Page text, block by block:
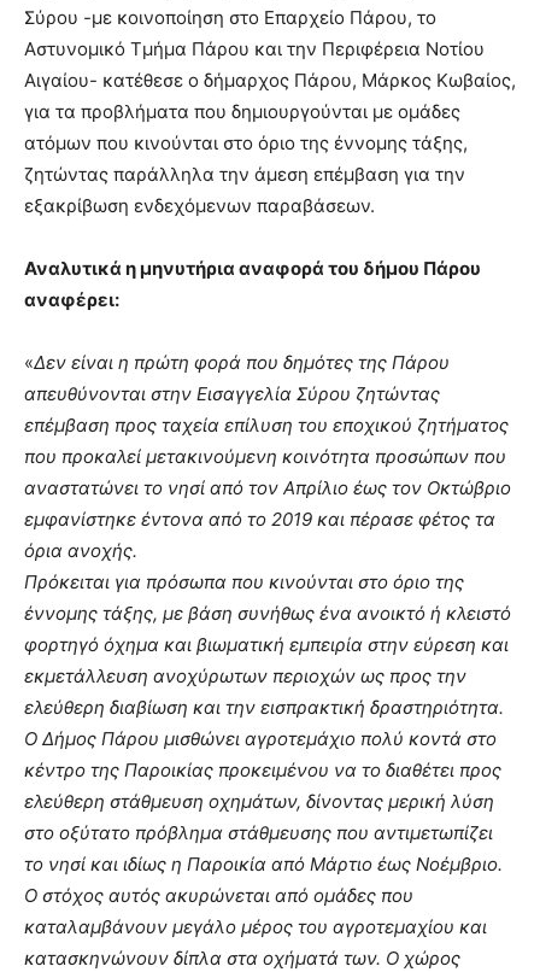
Σύρου -με κοινοποίηση στο Επαρχείο Πάρου, το
Αστυνομικό Τμήμα Πάρου και την Περιφέρεια Νοτίου
Αιγαίου- κατέθεσε ο δήμαρχος Πάρου, Μάρκος Κωβαίος,
για τα προβλήματα που δημιουργούνται με ομάδες
ατόμων που κινούνται στο όριο της έννομης τάξης,
ζητώντας παράλληλα την άμεση επέμβαση για την
εξακρίβωση ενδεχόμενων παραβάσεων.
Αναλυτικά η μηνυτήρια αναφορά του δήμου Πάρου
αναφέρει:
«Δεν είναι η πρώτη φορά που δημότες της Πάρου
απευθύνονται στην Εισαγγελία Σύρου ζητώντας
επέμβαση προς ταχεία επίλυση του εποχικού ζητήματος
που προκαλεί μετακινούμενη κοινότητα προσώπων που
αναστατώνει το νησί από τον Απρίλιο έως τον Οκτώβριο
εμφανίστηκε έντονα από το 2019 και πέρασε φέτος τα
όρια ανοχής.
Πρόκειται για πρόσωπα που κινούνται στο όριο της
έννομης τάξης, με βάση συνήθως ένα ανοικτό ή κλειστό
φορτηγό όχημα και βιωματική εμπειρία στην εύρεση και
εκμετάλλευση ανοχύρωτων περιοχών ως προς την
ελεύθερη διαβίωση και την εισπρακτική δραστηριότητα.
Ο Δήμος Πάρου μισθώνει αγροτεμάχιο πολύ κοντά στο
κέντρο της Παροικίας προκειμένου να το διαθέτει προς
ελεύθερη στάθμευση οχημάτων, δίνοντας μερική λύση
στο οξύτατο πρόβλημα στάθμευσης που αντιμετωπίζει
το νησί και ιδίως η Παροικία από Μάρτιο έως Νοέμβριο.
Ο στόχος αυτός ακυρώνεται από ομάδες που
καταλαμβάνουν μεγάλο μέρος του αγροτεμαχίου και
κατασκηνώνουν δίπλα στα οχήματά των. Ο χώρος